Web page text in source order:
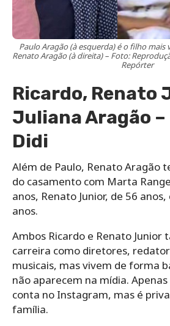
Paulo Aragão (à esquerda) é o filho mais
Renato Aragão (à direita) – Foto:
Repórter
Ricardo, Renato
Juliana Aragão –
Didi
Além de Paulo, Renato Aragão
do casamento com Marta
anos, Renato Junior, de 56 anos,
anos.
Ambos Ricardo e Renato Junior
carreira como diretores,
musicais, mas vivem de forma
não aparecem na mídia.
conta no Instagram, mas é
família.